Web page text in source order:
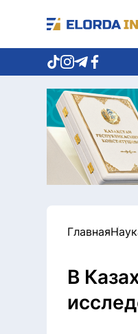
Главная
В